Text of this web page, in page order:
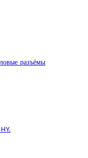
разъёмы